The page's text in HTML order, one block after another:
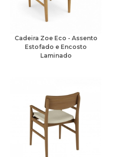
Cadeira Zoe Eco - Assento
Estofado e Encosto
Laminado